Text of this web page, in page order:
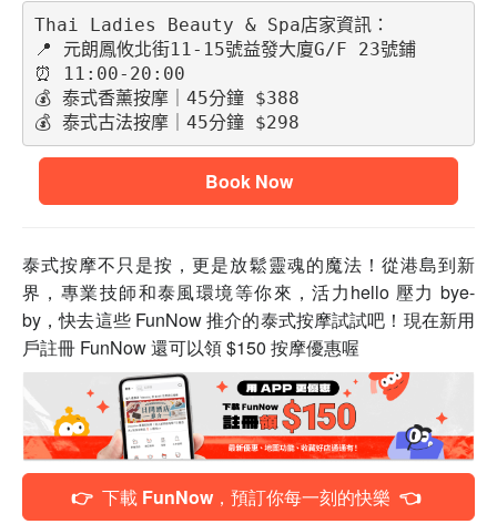
Thai Ladies Beauty & Spa店家資訊：
📍 元朗鳳攸北街11-15號益發大廈G/F 23號鋪
⏰ 11:00-20:00
💰 泰式香薰按摩｜45分鐘 $388
💰 泰式古法按摩｜45分鐘 $298
Book Now
泰式按摩不只是按，更是放鬆靈魂的魔法！從港島到新
界，專業技師和泰風環境等你來，活力hello 壓力 bye-
by，快去這些 FunNow 推介的泰式按摩試試吧！ 現在新用
戶註冊 FunNow 還可以領 $150 按摩優惠喔
👉 下載 FunNow，預訂你每一刻的快樂 👈